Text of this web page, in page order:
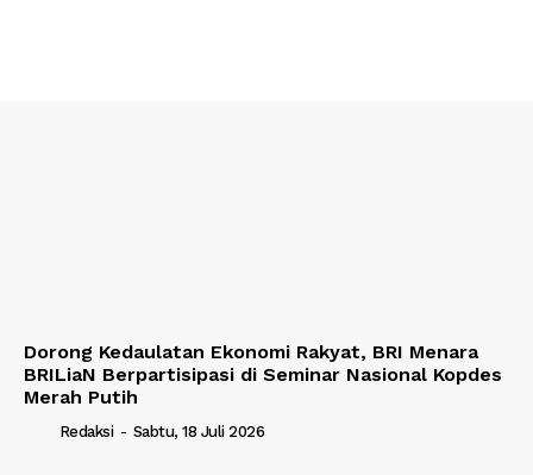
Dorong Kedaulatan Ekonomi Rakyat, BRI Menara
BRILiaN Berpartisipasi di Seminar Nasional Kopdes
Merah Putih
Redaksi - Sabtu, 18 Juli 2026